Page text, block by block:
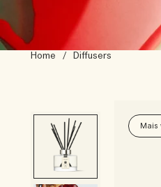
Home / Diffusers
Mais